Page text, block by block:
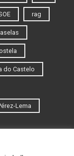
rag
do Castelo
Lema